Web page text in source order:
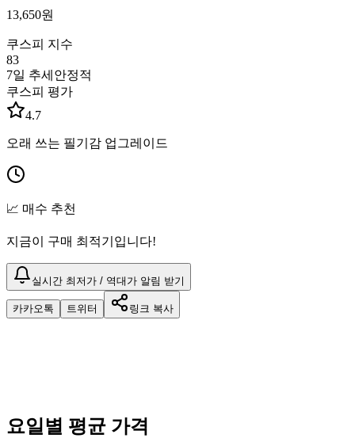
13,650원
쿠스피 지수
83
7일 추세 안정적
쿠스피 평가
4.7
오래 쓰는 필기감 업그레이드
📈 매수 추천
지금이 구매 최적기입니다!
실시간 최저가 / 역대가 알림 받기
카카오톡 트위터 링크 복사
요일별 평균 가격